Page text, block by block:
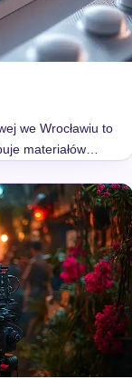
we Wrocławiu to
materiałów…